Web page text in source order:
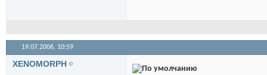
19.07.2006, 10:59
XENOMORPH